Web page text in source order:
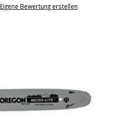
Eigene Bewertung erstellen